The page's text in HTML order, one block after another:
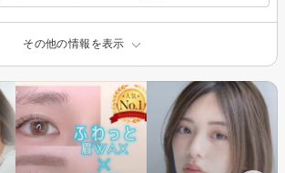
その他の情報を表示